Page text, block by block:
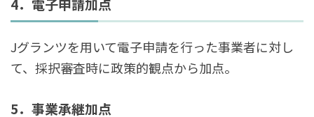
4．電子申請加点
Jグランツを用いて電子申請を行った事業者に対し
て、採択審査時に政策的観点から加点。
5．事業承継加点